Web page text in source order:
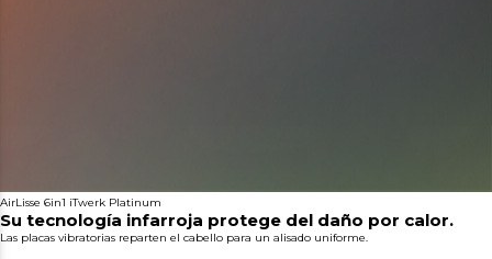
AirLisse 6in1 iTwerk Platinum
Su tecnología infarroja protege del daño por calor.
Las placas vibratorias reparten el cabello para un alisado uniforme.